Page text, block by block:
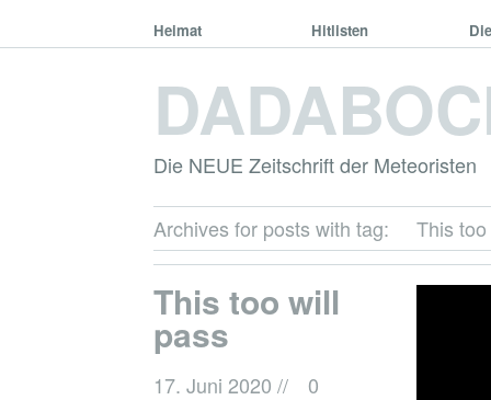
Heimat Hitlisten
Die NEUE Zeitschrift der Meteoristen
Archives for posts with tag: This
This too will
pass
17. Juni 2020 // 0